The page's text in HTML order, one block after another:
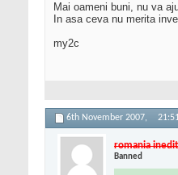
Mai oameni buni, nu va
In asa ceva nu merita
my2c
6th November 2007,
romania inedit
Banned